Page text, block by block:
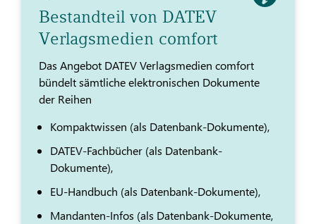
Bestandteil von DATEV
Verlagsmedien comfort
Das Angebot DATEV Verlagsmedien comfort
bündelt sämtliche elektronischen Dokumente
der Reihen
Kompaktwissen (als Datenbank-Dokumente),
DATEV-Fachbücher (als Datenbank-
Dokumente),
EU-Handbuch (als Datenbank-Dokumente),
Mandanten-Infos (als Datenbank-Dokumente,